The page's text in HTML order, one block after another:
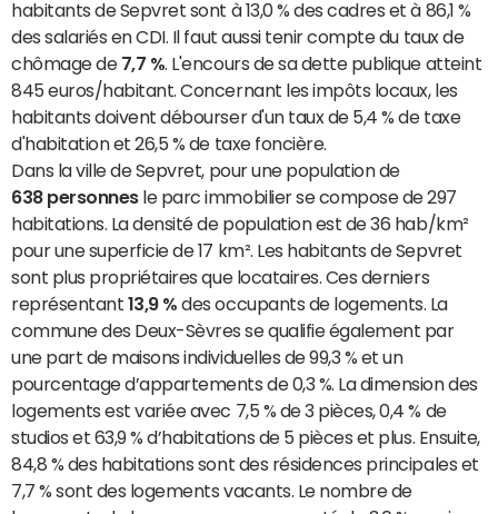
habitants de Sepvret sont à 13,0 % des cadres et à 86,1 %
des salariés en CDI. Il faut aussi tenir compte du taux de
chômage de 7,7 % . L'encours de sa dette publique atteint
845 euros/habitant. Concernant les impôts locaux, les
habitants doivent débourser d'un taux de 5,4 % de taxe
d'habitation et 26,5 % de taxe foncière.
Dans la ville de Sepvret, pour une population de
638 personnesle parc immobilier se compose de 297
habitations. La densité de population est de 36 hab/km²
pour une superficie de 17 km². Les habitants de Sepvret
sont plus propriétaires que locataires. Ces derniers
représentant 13,9 % des occupants de logements. La
commune des Deux-Sèvres se qualifie également par
une part de maisons individuelles de 99,3 % et un
pourcentage d’appartements de 0,3 %. La dimension des
logements est variée avec 7,5 % de 3 pièces, 0,4 % de
studios et 63,9 % d’habitations de 5 pièces et plus. Ensuite,
84,8 % des habitations sont des résidences principales et
7,7 % sont des logements vacants. Le nombre de